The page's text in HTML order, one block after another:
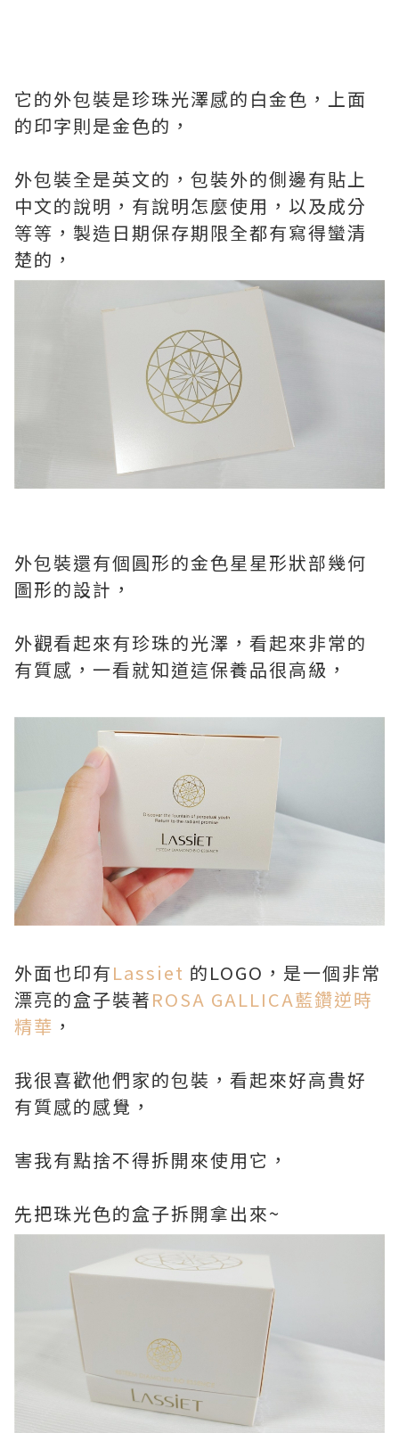
它的外包裝是珍珠光澤感的白金色，上面
的印字則是金色的，
外包裝全是英文的，包裝外的側邊有貼上
中文的說明，有說明怎麼使用，以及成分
等等，製造日期保存期限全都有寫得蠻清
楚的，
外包裝還有個圓形的金色星星形狀部幾何
圖形的設計，
外觀看起來有珍珠的光澤，看起來非常的
有質感，一看就知道這保養品很高級，
外面也印有Lassiet 的LOGO，是一個非常
漂亮的盒子裝著ROSA GALLICA藍鑽逆時
精華 ，
我很喜歡他們家的包裝，看起來好高貴好
有質感的感覺，
害我有點捨不得拆開來使用它，
先把珠光色的盒子拆開拿出來~